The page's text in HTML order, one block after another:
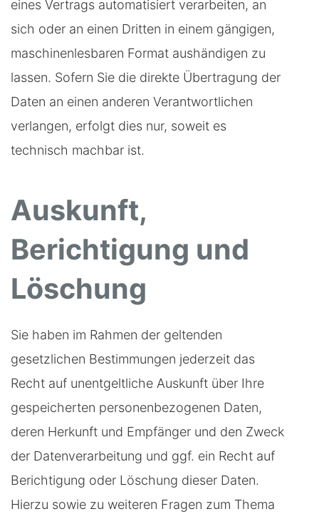
eines Vertrags automatisiert verarbeiten, an
sich oder an einen Dritten in einem gängigen,
maschinenlesbaren Format aushändigen zu
lassen. Sofern Sie die direkte Übertragung der
Daten an einen anderen Verantwortlichen
verlangen, erfolgt dies nur, soweit es
technisch machbar ist.
Auskunft,
Berichtigung und
Löschung
Sie haben im Rahmen der geltenden
gesetzlichen Bestimmungen jederzeit das
Recht auf unentgeltliche Auskunft über Ihre
gespeicherten personenbezogenen Daten,
deren Herkunft und Empfänger und den Zweck
der Datenverarbeitung und ggf. ein Recht auf
Berichtigung oder Löschung dieser Daten.
Hierzu sowie zu weiteren Fragen zum Thema